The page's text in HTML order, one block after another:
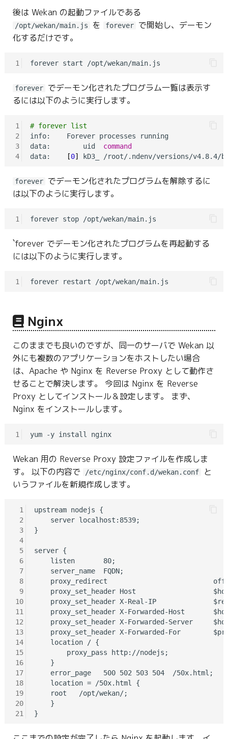
後は Wekan の起動ファイルである
/opt/wekan/main.js を forever
で開始し、デーモン
化するだけです。
1
forever
でデーモン化されたプログラム一覧は表示す
るには以下のように実行します。
1
2
3
4
# forever list
info:    Forever processes running
data:        uid command
data:
[0] kD3_ /root/.ndenv/versions/v4.8.4/
forever
でデーモン化されたプログラムを解除するに
は以下のように実行します。
1
`forever でデーモン化されたプログラムを再起動する
には以下のように実行します。
1
Nginx
このままでも良いのですが、同一のサーバで Wekan 以
外にも複数のアプリケーションをホストしたい場合
は、Apache や Nginx を Reverse Proxy として動作さ
せることで解決します。 今回は Nginx を Reverse
Proxy としてインストール＆設定します。 まず、
Nginx をインストールします。
1 yum -y install nginx
Wekan 用の Reverse Proxy 設定ファイルを作成しま
す。 以下の内容で
/etc/nginx/conf.d/wekan.conf
と
いうファイルを新規作成します。
1
2
3
4
5
6
7
8
9
10
11
12
13
14
15
16
17
18
19
20
21
upstream nodejs {
    server localhost:8539;
}
server {
    listen       80;
    server_name  FQDN;
proxy_redirect
proxy_set_header Host
proxy_set_header X-Real-IP
proxy_set_header X-Forwarded-Host
proxy_set_header X-Forwarded-Server
proxy_set_header X-Forwarded-For
    location / {
        proxy_pass http://nodejs;
    }
    error_page   500 502 503 504  /50x.html;
    location = /50x.html {
    root   /opt/wekan/;
    }